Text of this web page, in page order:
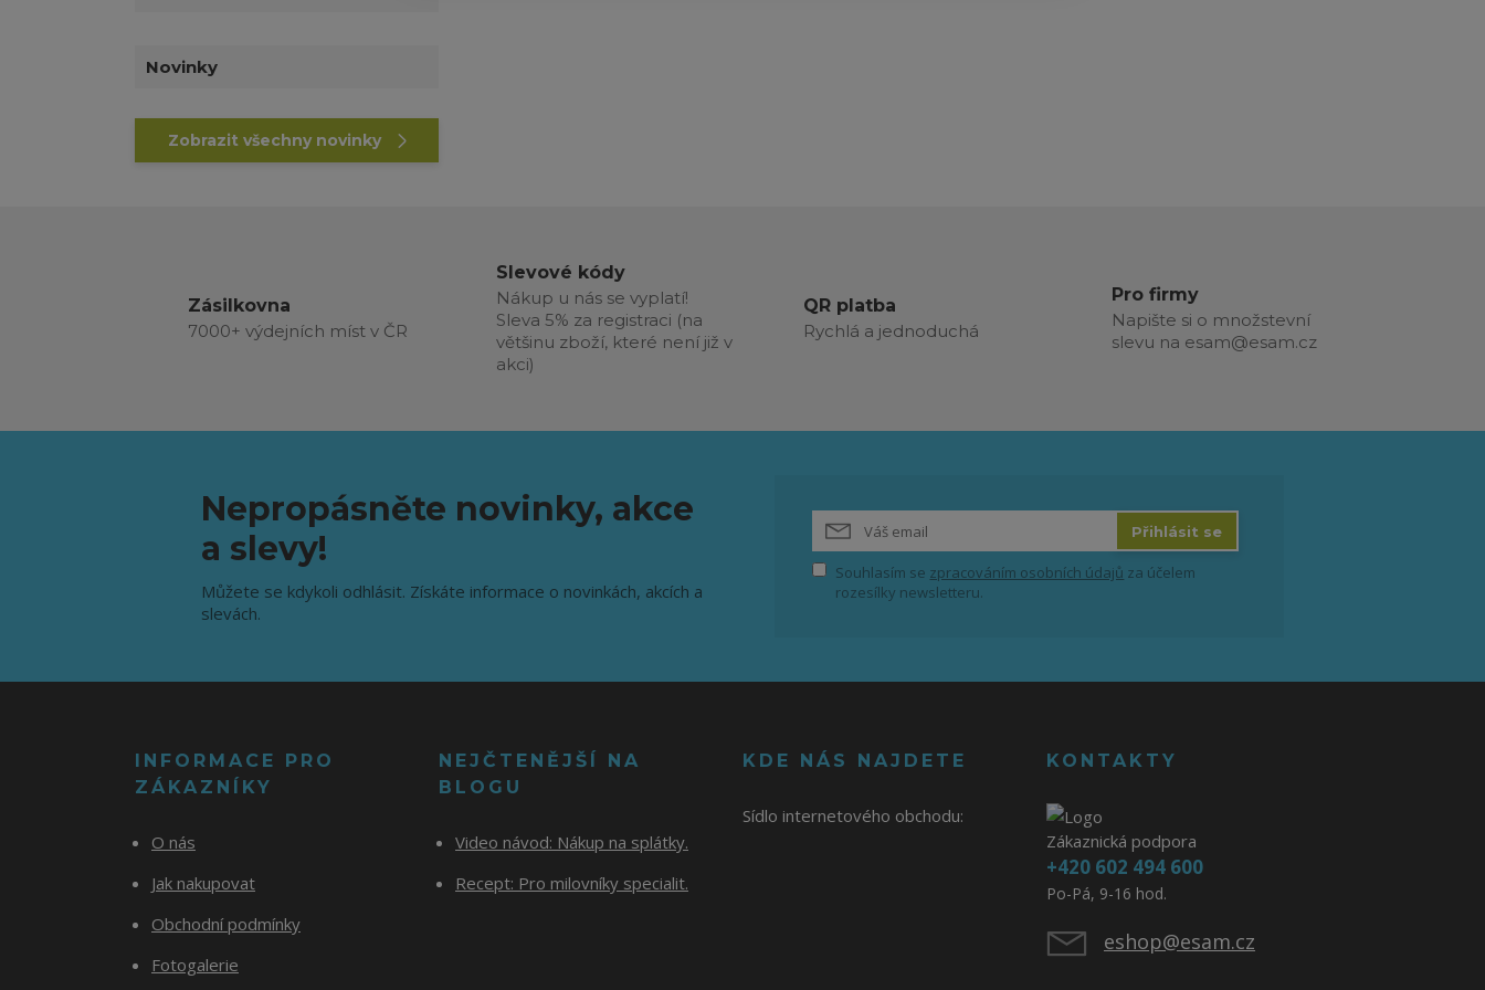
Novinky
Zobrazit všechny novinky
Zásilkovna
7000+ výdejních míst v ČR
Slevové kódy
Nákup u nás se vyplatí!
Sleva 5% za registraci (na
většinu zboží, které není již v
akci)
QR platba
Rychlá a jednoduchá
Pro firmy
Napište si o množstevní
slevu na esam@esam.cz
Nepropásněte novinky, akce
a slevy!
Můžete se kdykoli odhlásit. Získáte informace o novinkách, akcích a
slevách.
Přihlásit se
Souhlasím se zpracováním osobních údajů za účelem
rozesílky newsletteru.
INFORMACE PRO
ZÁKAZNÍKY
O nás
Jak nakupovat
Obchodní podmínky
Fotogalerie
NEJČTENĚJŠÍ NA
BLOGU
Video návod: Nákup na splátky.
Recept: Pro milovníky specialit.
KDE NÁS NAJDETE
Sídlo internetového obchodu:
KONTAKTY
Zákaznická podpora
+420 602 494 600
Po-Pá, 9-16 hod.
eshop@esam.cz